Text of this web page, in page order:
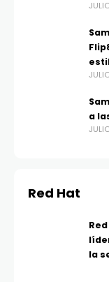
a
Red Hat
la